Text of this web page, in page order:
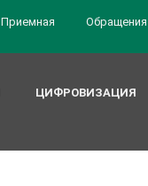
Приемная
ЦИФРОВИЗАЦИЯ